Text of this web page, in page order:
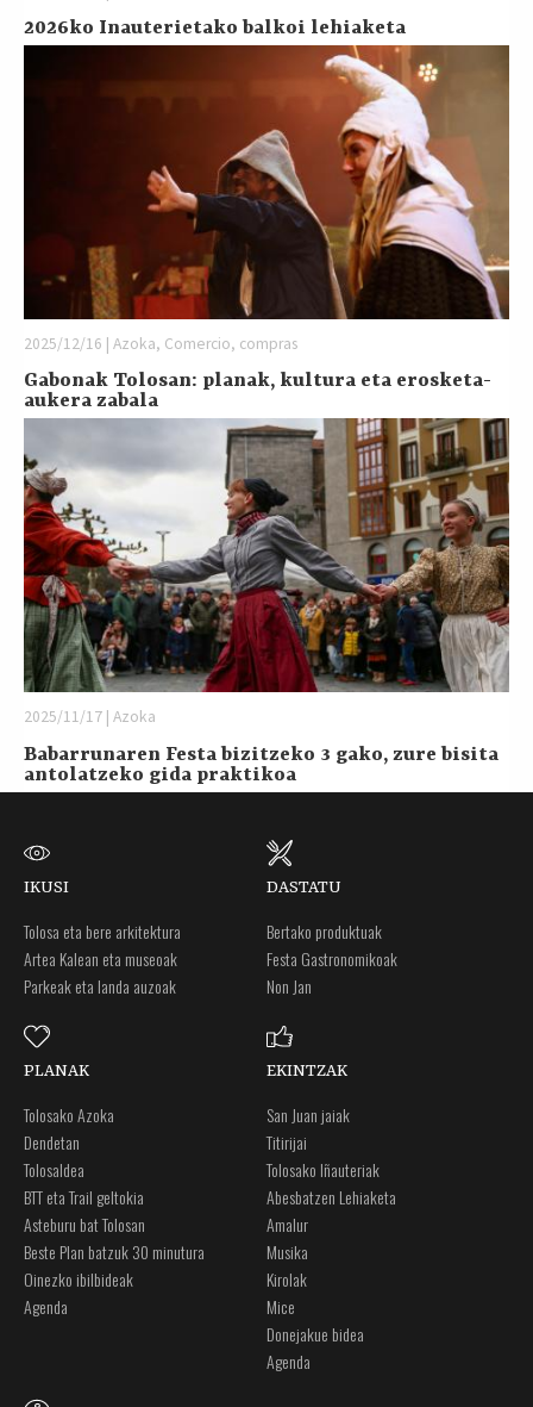
2026ko Inauterietako balkoi lehiaketa
2025/12/16 | Azoka, Comercio, compras
Gabonak Tolosan: planak, kultura eta erosketa-
aukera zabala
2025/11/17 | Azoka
Babarrunaren Festa bizitzeko 3 gako, zure bisita
antolatzeko gida praktikoa
IKUSI
Tolosa eta bere arkitektura
Artea Kalean eta museoak
Parkeak eta landa auzoak
DASTATU
Bertako produktuak
Festa Gastronomikoak
Non Jan
PLANAK
Tolosako Azoka
Dendetan
Tolosaldea
BTT eta Trail geltokia
Asteburu bat Tolosan
Beste Plan batzuk 30 minutura
Oinezko ibilbideak
Agenda
EKINTZAK
San Juan jaiak
Titirijai
Tolosako Iñauteriak
Abesbatzen Lehiaketa
Amalur
Musika
Kirolak
Mice
Donejakue bidea
Agenda